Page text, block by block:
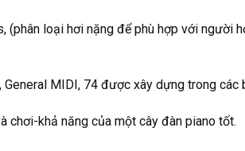
loại hơi nặng để phù hợp với người
MIDI, 74 được xây dựng trong các
chơi-khả năng của một cây đàn piano tốt.